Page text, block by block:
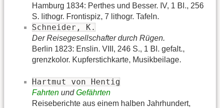
Hamburg 1834: Perthes und Besser. IV, 1 Bl., 256
S. lithogr. Frontispiz, 7 lithogr. Tafeln.
Schneider, K.
Der Reisegesellschafter durch Rügen.
Berlin 1823: Enslin. VIII, 246 S., 1 Bl. gefalt.,
grenzkolor. Kupferstichkarte, Musikbeilage.
Hartmut von Hentig
Fahrten undGefährten
Reiseberichte aus einem halben Jahrhundert,